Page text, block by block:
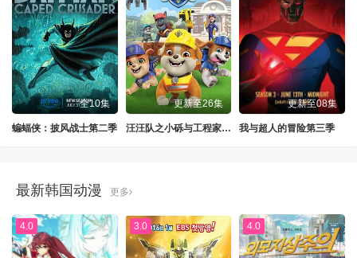
全10集
蝙蝠侠：披风战士第二季
更新至26集
汪汪队之小砾与工程家族第三季
更新至08集
我与超人的冒险第三季
最新韩国动漫 更多
4.0 3.0 4.0